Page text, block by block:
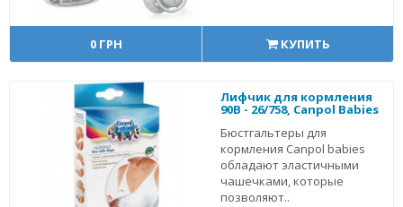
0 ГРН КУПИТЬ
Лифчик для кормления
90B - 26/758, Canpol Babies
Бюстгальтеры для
кормления Canpol babies
обладают эластичными
чашечками, которые
позволяют..